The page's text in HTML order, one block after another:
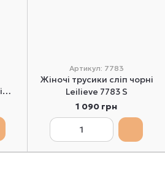
Артикул: 7783
Жіночі трусики сліп чорні
Leilieve 7783 S
1 090 грн